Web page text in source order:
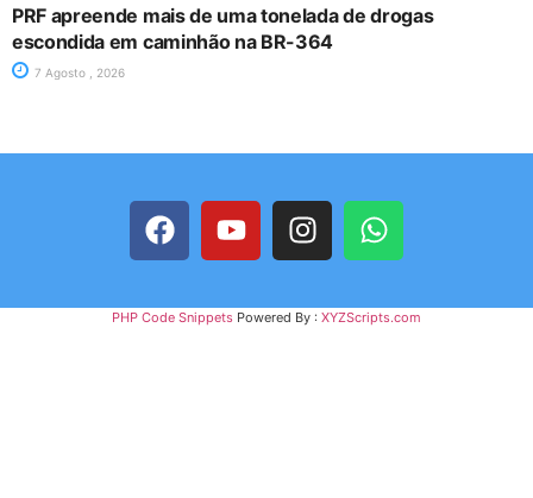
PRF apreende mais de uma tonelada de drogas
escondida em caminhão na BR-364
7 Agosto , 2026
PHP Code Snippets Powered By : XYZScripts.com